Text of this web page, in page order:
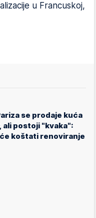
u Francuskoj,
se prodaje kuća
ali postoji "kvaka":
koštati renoviranje